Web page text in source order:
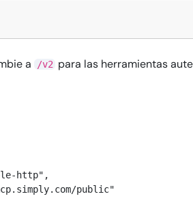
a /v2 para las herramientas
http",
public"